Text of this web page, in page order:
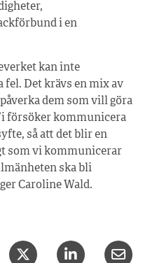
i en
kan inte
Det krävs en mix av
dem som vill göra
försöker kommunicera
så att det blir en
som vi kommunicerar
ska bli
Caroline Wald.